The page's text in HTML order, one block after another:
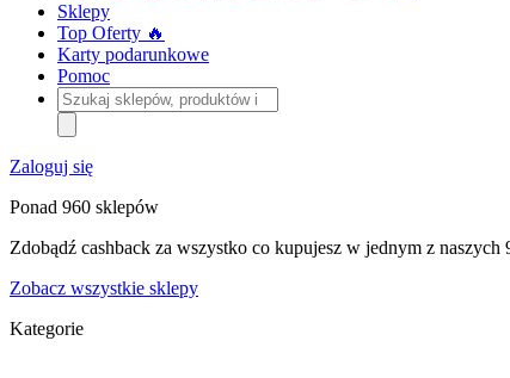
Sklepy
Top Oferty 🔥
Karty podarunkowe
Pomoc
Szukaj
sklepów,
produktów
i
kategorii
Zaloguj się
Ponad 960 sklepów
Zdobądź cashback za wszystko co kupujesz w jednym z
Zobacz wszystkie sklepy
Kategorie